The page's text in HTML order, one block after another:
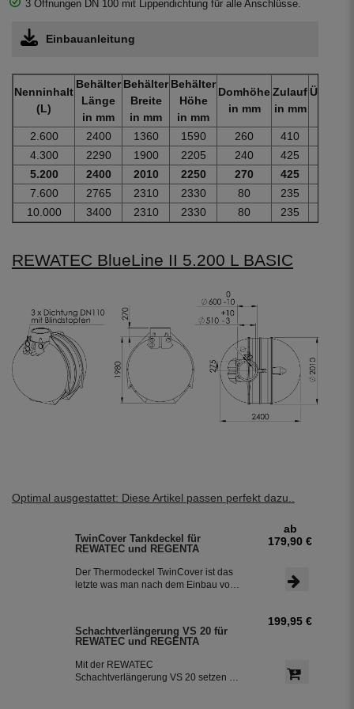
3 Öffnungen DN 100 mit Lippendichtung für alle Anschlüsse.
Einbauanleitung
Nenninhalt
(L)
Behälter
Länge
in mm
Behälter
Breite
in mm
Behälter
Höhe
in mm
Domhöhe
in mm
Zulauf
in mm
2.600 2400 1360 1590 260 410
4.300
2290 1900 2205 240 425
5.200
2400 2010 2250 270 425
7.600
2765 2310 2330 80 235
10.000
3400 2310 2330 80 235
REWATEC BlueLine II 5.200 L BASIC
Optimal ausgestattet: Diese Artikel passen perfekt dazu..
TwinCover Tankdeckel für
REWATEC und REGENTA
Der Thermodeckel TwinCover ist das
letzte was man nach dem Einbau vom
mit ein paar Handgriffen. Der
Tankdeckel sitzt verdreh sicher und
nahezu fugenlos auf dem
Schachtrahmen, er verhindert ein
Eindringen von Schmutz. Der Optional
ab
179,90 €
Schachtverlängerung VS 20 für
REWATEC und REGENTA
Mit der REWATEC
Schachtverlängerung VS 20 setzen Sie
199,95 €